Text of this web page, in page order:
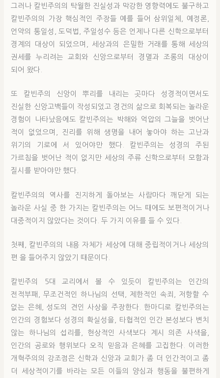
그러나 칼빈주의의 탁월한 진실성과 막강한 영향력에도 불구하고
칼빈주의의 가장 핵심적인 주장들 예를 들어 삼위일체, 예정론,
언약의 통일성, 도덕법, 주일성수 등은 언제나 다른 신학으로부터
경계의 대상이 되었으며, 세상과의 은밀한 거래를 통해 세상의
권세를 누리려는 교회와 신앙으로부터 경멸과 조롱의 대상이
되어 왔다.
또 칼빈주의 신앙이 뿌리를 내리는 곳마다 성경적이면서도
진실한 신앙고백들이 작성되었고 경건의 삶으로 회복되는 놀라운
경험이 나타났음에도 칼빈주의는 박해와 억압의 그늘을 벗어난
적이 없었으며, 진리를 위해 생명을 내어 놓아야 하는 고난과
위기의 기로에 서 있어야만 했다. 칼빈주의는 성경의 주된
가르침을 벗어난 적이 없지만 세상의 주류 신학으로부터 모함과
질시를 받아야만 했다.
칼빈주의의 역사를 진지하게 돌아보는 사람마다 깨닫게 되는
놀라운 사실 중 한 가지는 칼빈주의는 어느 때에도 보편적이거나
대중적이지 않았다는 것이다. 두 가지 이유를 들 수 있다.
첫째, 칼빈주의의 내용 자체가 세상에 대해 중립적이거나 세상의
편 을 들어주지 않았기 때문이다.
칼빈주의 5대 교리에서 볼 수 있듯이 칼빈주의는 인간의
전적부패, 무조건적인 하나님의 선택, 제한적인 속죄, 저항할 수
없는 은혜, 성도의 견인 사상을 주장한다. 한마디로 칼빈주의는
인간의 경험보다 성경의 확실성을, 타협적인 인간 본성보다 변치
않는 하나님의 섭리를, 현상적인 사색보다 계시 의존 사색을,
인간의 공로와 행위보다 오직 믿음과 은혜를 고집한다. 이러한
개혁주의의 강조점은 신학과 신앙과 교회가 좀 더 인간적이고 좀
더 세상적이기를 바라는 모든 이들의 양심과 행동을 불편하게